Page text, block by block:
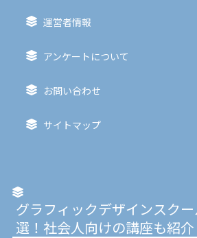
運営者情報
アンケートについて
お問い合わせ
サイトマップ
グラフィックデザインスク
選！社会人向けの講座も紹介